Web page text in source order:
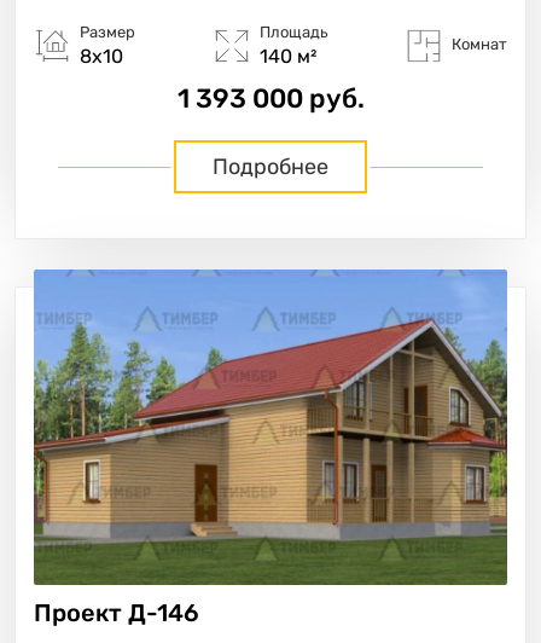
Размер
8х10
Площадь
140 м²
Комнат
1 393 000 руб.
Подробнее
Проект Д-146